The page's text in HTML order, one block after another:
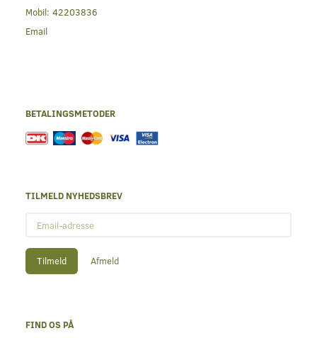
Mobil: 42203836
Email
BETALINGSMETODER
TILMELD NYHEDSBREV
adresse
Tilmeld Afmeld
FIND OS PÅ